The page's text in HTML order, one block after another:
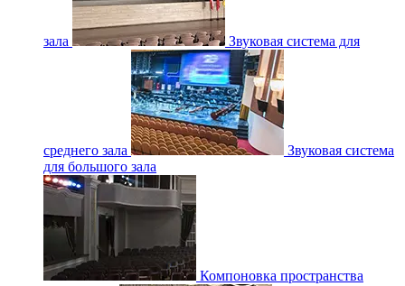
зала Звуковая система для
среднего зала
Звуковая система
для большого зала
Компоновка пространства